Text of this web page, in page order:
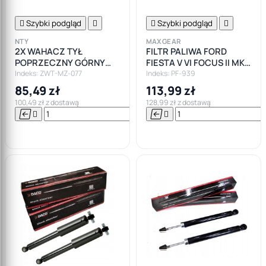
 Szybki podgląd 
NTY
2X WAHACZ TYŁ
POPRZECZNY GÓRNY
FORD FOCUS I MK1,II MK2
, C-MAX "SIERP"
Indeks: ZWT-MZ-077
85,49 zł
100,49 zł z dostawą
  

 Szybki podgląd 
MAXGEAR
FILTR PALIWA FORD
FIESTA V VI FOCUS II MK2
1.6 TDCI
Indeks: PF-939
113,99 zł
128,99 zł z dostawą
 